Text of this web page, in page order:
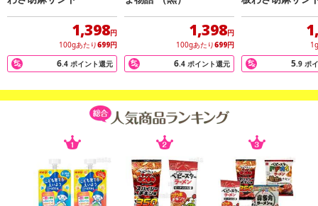
名称 魚肉加工品
原材料名 魚肉すり身（魚肉、砂糖）、ごま、水飴、でん粉、砂糖、
食塩、ゼラチン、植物たん白、醸造酢、植物油脂、醤油、寒天、わ
さびシーズニング／ソルビトール、調味料（アミノ酸等）、香料、
クチナシ色素、（一部に小麦、大豆、ゼラチン、ごまを含む）
賞味期限 3ヶ月
保存方法 直射日光・高温多湿を避け、涼しい場所に保管して下さ
※製品の黒い繊維・斑点は、原材料として使用している魚の一部で
異物ではありません ※栄養成分表示 100gあたり エネルギー 3
59kcal たんぱく質 17.8g 脂質 9.8g 炭水化物 50.0g 食塩
相当量 4.6g（推定値）
1,398円
100gあたり699円
6.4 ポイント還元
1,398円
100gあたり699円
6.4 ポイント還元 5.9 ポ